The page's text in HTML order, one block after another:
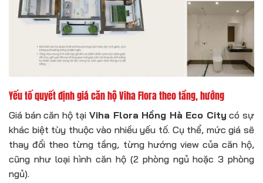
Yếu tố quyết định giá căn hộ Viha Flora theo tầng, hướng
Giá bán căn hộ tại Viha Flora Hồng Hà Eco City có sự
khác biệt tùy thuộc vào nhiều yếu tố. Cụ thể, mức giá sẽ
thay đổi theo từng tầng, từng hướng view của căn hộ,
cũng như loại hình căn hộ (2 phòng ngủ hoặc 3 phòng
ngủ).